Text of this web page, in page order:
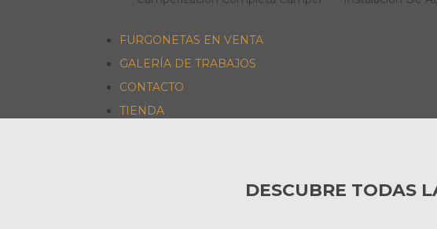
FURGONETAS EN VENTA
GALERÍA DE TRABAJOS
CONTACTO
TIENDA
DESCUBRE TODAS